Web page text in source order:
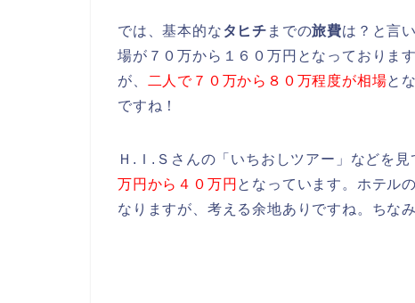
では、基本的なタヒチ までの旅費は？と言
場が７０万から１６０万円となっておりま
が、
二人で７０万から８０万程度が相場と
ですね！
Ｈ.Ｉ.Ｓさんの「いちおしツアー」などを
万円から４０万円 となっています。ホテル
なりますが、考える余地ありですね。ちな